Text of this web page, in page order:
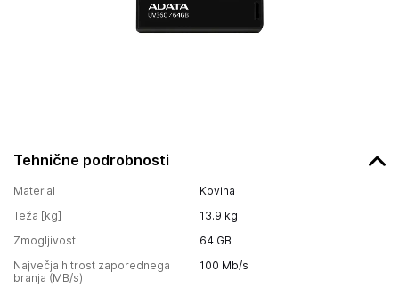
Tehnične podrobnosti
Material
Kovina
Teža [kg]
13.9 kg
Zmogljivost
64 GB
Največja hitrost zaporednega
branja (MB/s)
100 Mb/s